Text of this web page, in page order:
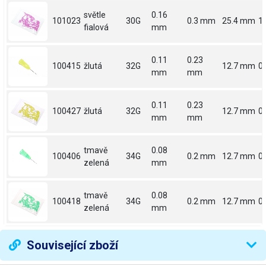
101023
světle
fialová
30G
0.16
mm
0.3 mm 25.4 mm 1
100415 žlutá 32G
0.11
mm
0.23
mm
12.7 mm
100427 žlutá 32G
0.11
mm
0.23
mm
12.7 mm
100406
tmavě
zelená
34G
0.08
mm
0.2 mm 12.7 mm
100418
tmavě
zelená
34G
0.08
mm
0.2 mm 12.7 mm
Související zboží